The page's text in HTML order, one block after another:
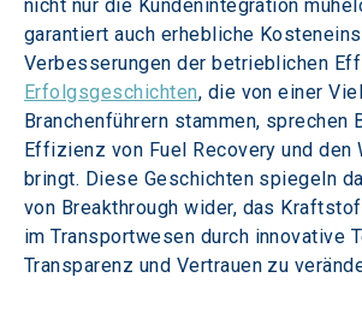
nicht nur die Kundenintegration
garantiert auch erhebliche
Verbesserungen der betrieblichen
Erfolgsgeschichten, die von einer
Branchenführern stammen, sprechen
Effizienz von Fuel Recovery und den
bringt. Diese Geschichten spiegeln
von Breakthrough wider, das
im Transportwesen durch innovative
Transparenz und Vertrauen zu